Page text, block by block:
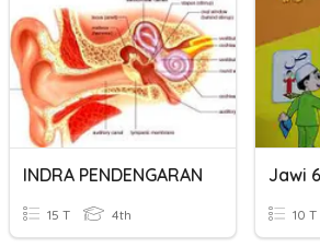
INDRA PENDENGARAN
15 T 4th 10 T